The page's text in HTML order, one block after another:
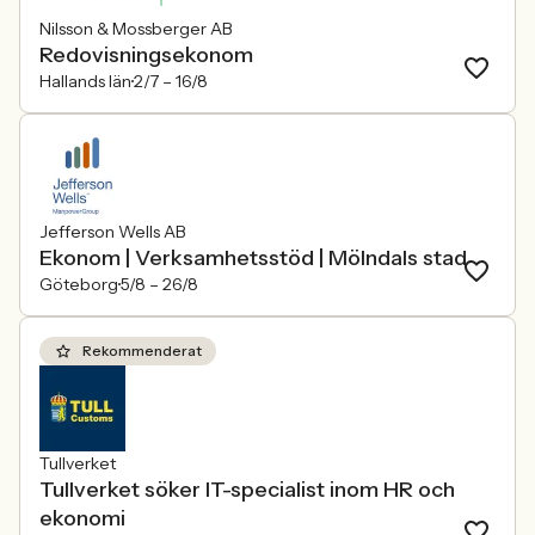
Nilsson & Mossberger AB
Redovisningsekonom
Hallands län2/7 – 16/8
Jefferson Wells AB
Ekonom | Verksamhetsstöd | Mölndals stad
Göteborg5/8 – 26/8
Rekommenderat
Tullverket
Tullverket söker IT-specialist inom HR och
ekonomi